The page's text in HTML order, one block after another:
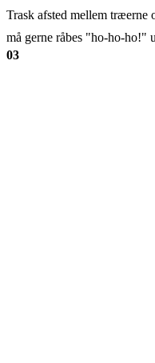
Trask afsted mellem
må gerne råbes "ho-ho-ho!"
03